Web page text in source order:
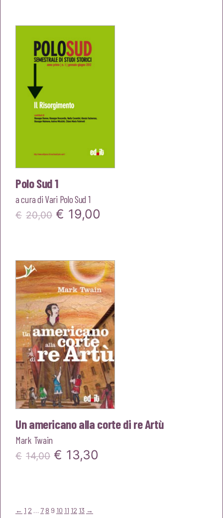
€16,00.
Polo Sud 1
a cura di Vari Polo Sud 1
€ 20,00 Il
era:
€20,00.
€ 19,00
è:
€19,00.
Un americano alla corte di re Artù
Mark Twain
€ 14,00 Il
era:
€ 13,30
← 1 2 … 7 8 9 10 11 12 13 →